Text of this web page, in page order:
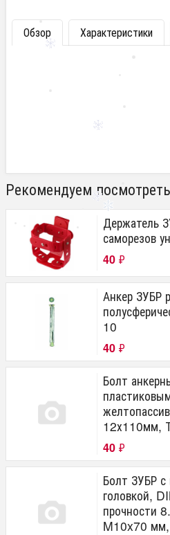
Обзор Характеристики
Рекомендуем посмотреть
Держатель
саморезов
40 ₽
Анкер ЗУБР
10
40 ₽
Болт
12х110мм,
40 ₽
Болт ЗУБР с
головкой,
прочности
M10x70